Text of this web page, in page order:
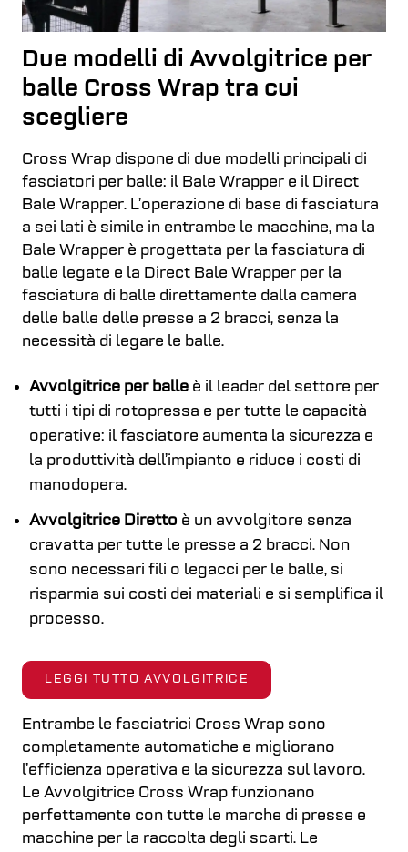
Due modelli di Avvolgitrice per
balle Cross Wrap tra cui
scegliere
Cross Wrap dispone di due modelli principali di
fasciatori per balle: il Bale Wrapper e il Direct
Bale Wrapper. L’operazione di base di fasciatura
a sei lati è simile in entrambe le macchine, ma la
Bale Wrapper è progettata per la fasciatura di
balle legate e la Direct Bale Wrapper per la
fasciatura di balle direttamente dalla camera
delle balle delle presse a 2 bracci, senza la
necessità di legare le balle.
Avvolgitrice per balle è il leader del settore per
tutti i tipi di rotopressa e per tutte le capacità
operative: il fasciatore aumenta la sicurezza e
la produttività dell’impianto e riduce i costi di
manodopera.
Avvolgitrice Diretto è un avvolgitore senza
cravatta per tutte le presse a 2 bracci. Non
sono necessari fili o legacci per le balle, si
risparmia sui costi dei materiali e si semplifica il
processo.
LEGGI TUTTO AVVOLGITRICE
Entrambe le fasciatrici Cross Wrap sono
completamente automatiche e migliorano
l’efficienza operativa e la sicurezza sul lavoro.
Le Avvolgitrice Cross Wrap funzionano
perfettamente con tutte le marche di presse e
macchine per la raccolta degli scarti. Le